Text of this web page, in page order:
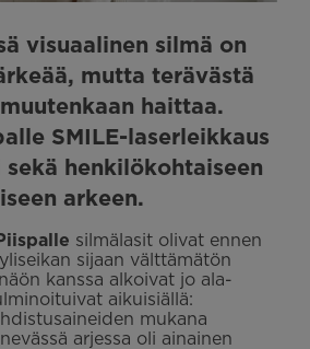
visuaalinen silmä on
mutta terävästä
haittaa.
SMILE-laserleikkaus
henkilökohtaiseen
arkeen.
silmälasit olivat ennen
sijaan välttämätön
kanssa alkoivat jo ala-
aikuisiällä:
mukana
arjessa oli ainainen